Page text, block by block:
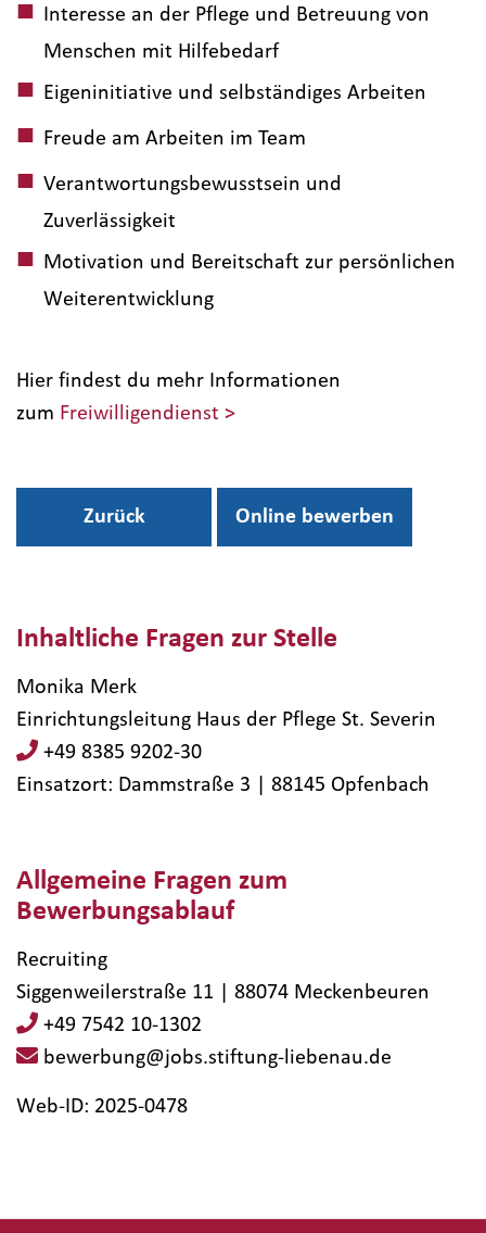
Interesse an der Pflege und Betreuung von
Menschen mit Hilfebedarf
Eigeninitiative und selbständiges Arbeiten
Freude am Arbeiten im Team
Verantwortungsbewusstsein und
Zuverlässigkeit
Motivation und Bereitschaft zur persönlichen
Weiterentwicklung
Hier findest du mehr Informationen
zum Freiwilligendienst >
Inhaltliche Fragen zur Stelle
Monika Merk
Einrichtungsleitung Haus der Pflege St. Severin
+49 8385 9202-30
Einsatzort: Dammstraße 3 | 88145​ Opfenbach
Allgemeine Fragen zum
Bewerbungsablauf
Recruiting
Siggenweilerstraße 11 | 88074 Meckenbeuren
+49 7542 10-1302
bewerbung@jobs.stiftung-liebenau.de
Web-ID: 2025-0478
Zurück Online bewerben